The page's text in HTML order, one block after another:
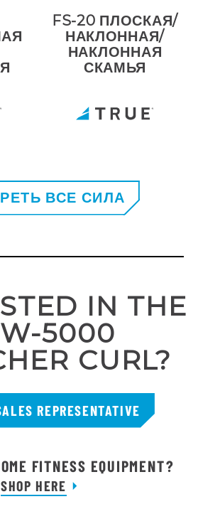
FS-20 ПЛОСКАЯ/
НАКЛОННАЯ/
НАКЛОННАЯ
СКАМЬЯ
ВСЕ СИЛА
IN THE
5000
CURL?
REPRESENTATIVE
FITNESS EQUIPMENT?
SHOP HERE